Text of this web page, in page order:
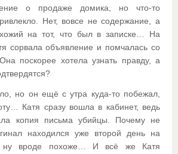
о продаже домика, но что-то
Нет, вовсе не содержание, а
на тот, что был в записке… На
сорвала объявление и помчалась со
поскорее хотела узнать правду, а
но он ещё с утра куда-то побежал,
Катя сразу вошла в кабинет, ведь
копия письма убийцы. Почему не
находился уже второй день на
ну вроде похоже… И всё же Катя